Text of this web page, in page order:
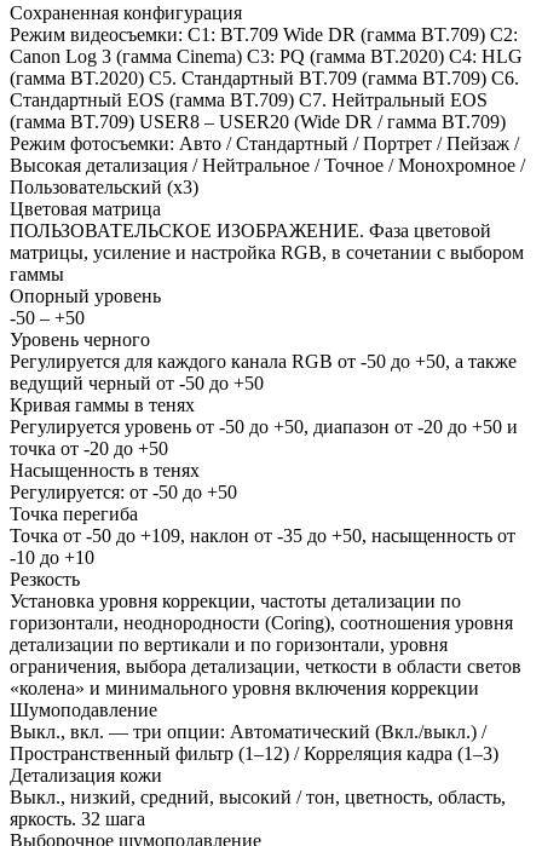
Сохраненная конфигурация
Режим видеосъемки: C1: BT.709 Wide DR (гамма BT.709) C2:
Canon Log 3 (гамма Cinema) C3: PQ (гамма BT.2020) C4: HLG
(гамма BT.2020) C5. Стандартный BT.709 (гамма BT.709) C6.
Стандартный EOS (гамма BT.709) C7. Нейтральный EOS
(гамма BT.709) USER8 – USER20 (Wide DR / гамма BT.709)
Режим фотосъемки: Авто / Стандартный / Портрет / Пейзаж /
Высокая детализация / Нейтральное / Точное / Монохромное /
Пользовательский (x3)
Цветовая матрица
ПОЛЬЗОВАТЕЛЬСКОЕ ИЗОБРАЖЕНИЕ. Фаза цветовой
матрицы, усиление и настройка RGB, в сочетании с выбором
гаммы
Опорный уровень
-50 – +50
Уровень черного
Регулируется для каждого канала RGB от -50 до +50, а также
ведущий черный от -50 до +50
Кривая гаммы в тенях
Регулируется уровень от -50 до +50, диапазон от -20 до +50 и
точка от -20 до +50
Насыщенность в тенях
Регулируется: от -50 до +50
Точка перегиба
Точка от -50 до +109, наклон от -35 до +50, насыщенность от
-10 до +10
Резкость
Установка уровня коррекции, частоты детализации по
горизонтали, неоднородности (Coring), соотношения уровня
детализации по вертикали и по горизонтали, уровня
ограничения, выбора детализации, четкости в области светов
«колена» и минимального уровня включения коррекции
Шумоподавление
Выкл., вкл. — три опции: Автоматический (Вкл./выкл.) /
Пространственный фильтр (1–12) / Корреляция кадра (1–3)
Детализация кожи
Выкл., низкий, средний, высокий / тон, цветность, область,
яркость. 32 шага
Выборочное шумоподавление